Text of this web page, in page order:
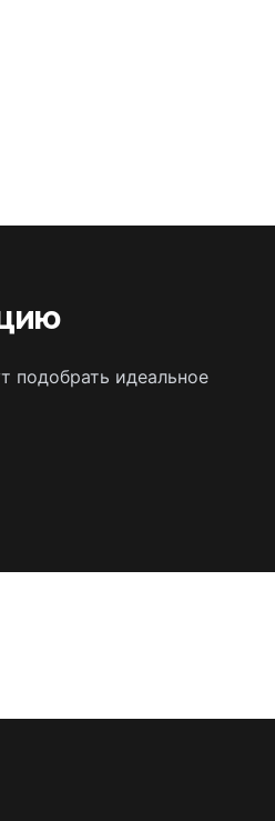
подобрать идеальное